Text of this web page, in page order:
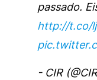
passado.
http://t.co/
- CIR